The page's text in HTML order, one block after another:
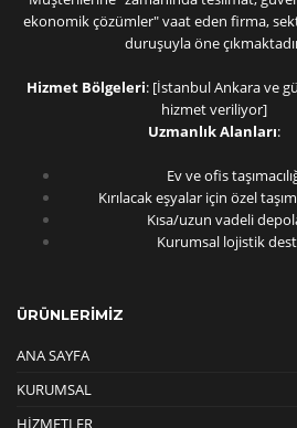
ekonomik çözümler" vaat eden firma,
duruşuyla öne
Hizmet Bölgeleri: [İstanbul Ankara ve
hizmet veriliyor]
Uzmanlık Alanları:
Ev ve ofis
Kırılacak eşyalar için özel
Kısa/uzun vadeli
Kurumsal lojistik
ÜRÜNLERİMİZ
ANA SAYFA
KURUMSAL
HİZMETLER